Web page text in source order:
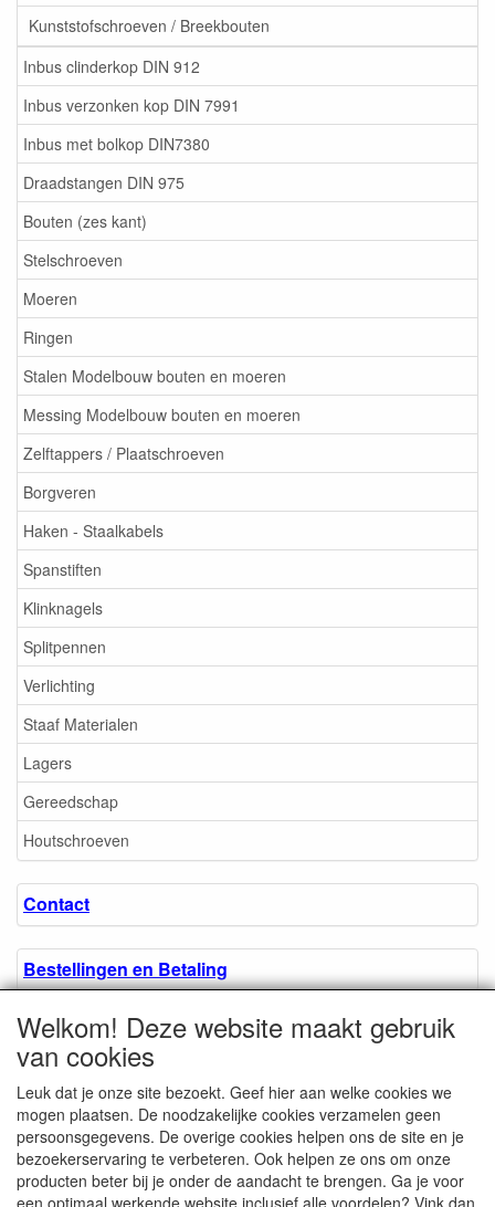
Kunststofschroeven / Breekbouten
Inbus clinderkop DIN 912
Inbus verzonken kop DIN 7991
Inbus met bolkop DIN7380
Draadstangen DIN 975
Bouten (zes kant)
Stelschroeven
Moeren
Ringen
Stalen Modelbouw bouten en moeren
Messing Modelbouw bouten en moeren
Zelftappers / Plaatschroeven
Borgveren
Haken - Staalkabels
Spanstiften
Klinknagels
Splitpennen
Verlichting
Staaf Materialen
Lagers
Gereedschap
Houtschroeven
Contact
Bestellingen en Betaling
Algemene voorwaarden
Over ons.
Privacyverklaring
Welkom! Deze website maakt gebruik
van cookies
Leuk dat je onze site bezoekt. Geef hier aan welke cookies we
mogen plaatsen. De noodzakelijke cookies verzamelen geen
persoonsgegevens. De overige cookies helpen ons de site en je
bezoekerservaring te verbeteren. Ook helpen ze ons om onze
producten beter bij je onder de aandacht te brengen. Ga je voor
een optimaal werkende website inclusief alle voordelen? Vink dan